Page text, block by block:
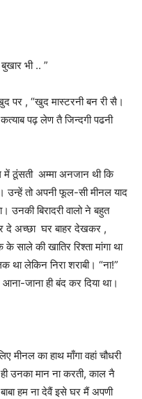
भी .. ”
पर , “खुद मास्टरनी बन री सै।
पढ़ लेण तै जिन्दगी पढनी
ठूंसती अम्मा अनजान थी कि
उन्हें तो अपनी फूल-सी मीनल याद
उनकी बिरादरी वालो ने बहुत
दे अच्छा घर बाहर देखकर ,
की खातिर रिश्ता मांगा था
था लेकिन निरा शराबी। “ना!”
जाना ही बंद कर दिया था।
का हाथ माँगा वहां चौधरी
उनका मान ना करती, काल नै
हम ना देवैं इसे घर मैं अपणी